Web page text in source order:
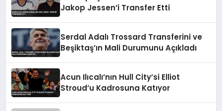
Jakop Jessen’i Transfer Etti
Serdal Adalı Trossard Transferini ve
Beşiktaş’ın Mali Durumunu Açıkladı
Acun Ilıcalı’nın Hull City’si Elliot
Stroud’u Kadrosuna Katıyor